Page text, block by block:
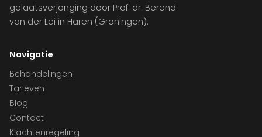
gelaatsverjonging door Prof. dr. Berend
van der Lei in Haren (Groningen).
Navigatie
Behandelingen
Tarieven
Blog
Contact
Klachtenregeling